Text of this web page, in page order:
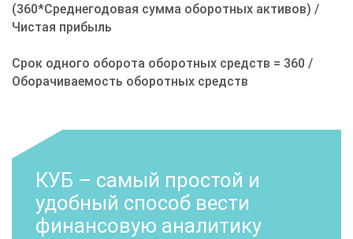
(360*Среднегодовая сумма оборотных активов) /
Чистая прибыль
Срок одного оборота оборотных средств = 360 /
Оборачиваемость оборотных средств
КУБ – самый простой и
удобный способ вести
финансовую аналитику